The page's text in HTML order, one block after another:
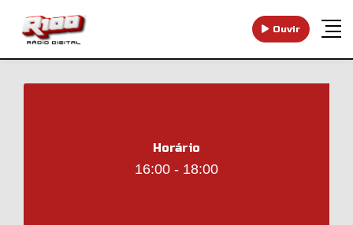
Ouvir
Horário
16:00 - 18:00